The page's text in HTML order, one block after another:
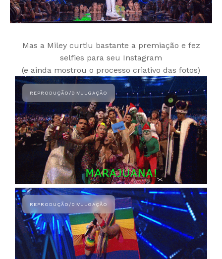
Mas a Miley curtiu bastante a premiação e fez
selfies para seu Instagram
(e ainda mostrou o processo criativo das fotos)